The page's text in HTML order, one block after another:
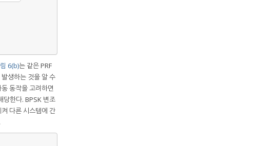
6(b)는 같은 PRF
생하는 것을 알 수
동작을 고려하면
한다. BPSK 변조
다른 시스템에 간